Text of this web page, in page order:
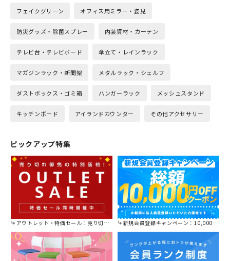
フェイクグリーン オフィス用ミラー・姿見
防災グッズ・除菌スプレー 内装資材・カーテン
テレビ台・テレビボード 傘立て・レインラック
マガジンラック・新聞架 メタルラック・シェルフ
ダストボックス・ゴミ箱 ハンガーラック メッシュスタンド
キッチンボード アイランドカウンター その他アクセサリー
ピックアップ特集
アウトレット・特価セール：売り切れ御免の特別価格！ 新規会員登録キャンペーン：10,000円OFFクーポン進呈中！